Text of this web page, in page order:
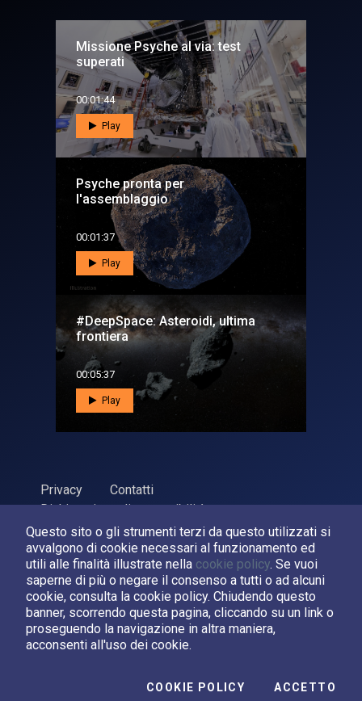
Questo sito o gli strumenti terzi da questo utilizzati si
avvalgono di cookie necessari al funzionamento ed
utili alle finalità illustrate nella cookie policy. Se vuoi
saperne di più o negare il consenso a tutti o ad alcuni
cookie, consulta la cookie policy. Chiudendo questo
banner, scorrendo questa pagina, cliccando su un link o
proseguendo la navigazione in altra maniera,
acconsenti all'uso dei cookie.
COOKIE POLICY ACCETTO
Missione Psyche al via: test
superati
00:01:44
Play
Psyche pronta per
l'assemblaggio
00:01:37
Play
#DeepSpace: Asteroidi, ultima
frontiera
00:05:37
Play
Privacy
Contatti
Dichiarazione di accessibilità
ASI Agenzia Spaziale Italiana, 2026. P.Iva 03638121008
Sviluppato daLPM
Seguici su:
Asi su Facebook
Asi su XCanale Asi su YouTube